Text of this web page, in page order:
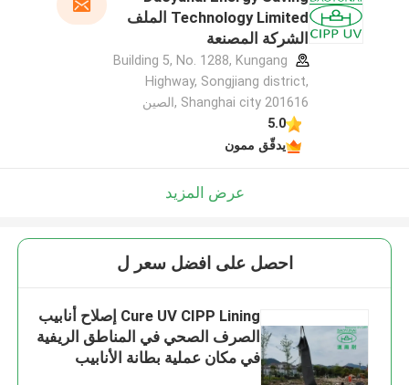
Technology Limited الملف
الشركة المصنعة
Building 5, No. 1288, Kungang
Highway, Songjiang district,
Shanghai city 201616 ,الصين
5.0
يدقّق ممون
عرض المزيد
احصل على افضل سعر ل
Cure UV CIPP Lining إصلاح أنابيب
الصرف الصحي في المناطق الريفية
في مكان عملية بطانة الأنابيب